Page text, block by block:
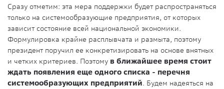
Сразу отметим: эта мера поддержки будет распространяться
только на системообразующие предприятия, от которых
зависит состояние всей национальной экономики.
Формулировка крайне расплывчата и размыта, поэтому
президент поручил ее конкретизировать на основе внятных
и четких критериев. Поэтому в ближайшее время стоит
ждать появления еще одного списка - перечня
системообразующих предприятий. Будем надеяться на